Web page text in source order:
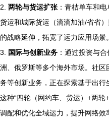
2. 两轮与货运扩张 ：青桔单车和
货运和城际货运（滴滴加油/省省
的战略延伸，拓宽了运力应用场景。
3. 国际与创新业务 ：通过投资与
洲、俄罗斯等多个海外市场。社
务等创新业务，正在探索基于出行
这种“四轮（网约车、货运）+两
调配和优化全域运力，提升网络效